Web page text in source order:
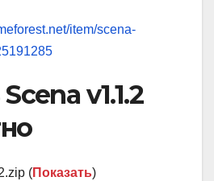
item/scena-
v1.1.2
(Показать)